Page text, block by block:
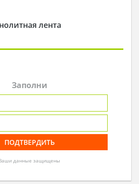
лента
Заполни
данные защищены